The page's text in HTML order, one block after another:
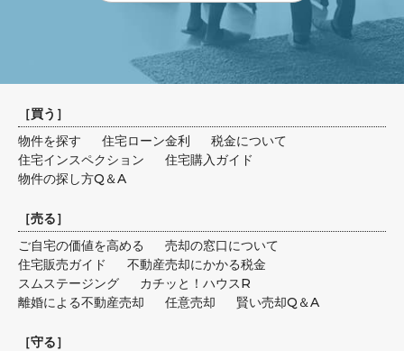
［買う ］
物件を探す
住宅ローン金利
税金について
住宅インスペクション
住宅購入ガイド
物件の探し方Q＆A
［売る］
ご自宅の価値を高める
売却の窓口について
住宅販売ガイド
不動産売却にかかる税金
スムステージング
カチッと！ハウスR
離婚による不動産売却
任意売却 賢い売却Q＆A
［守る］